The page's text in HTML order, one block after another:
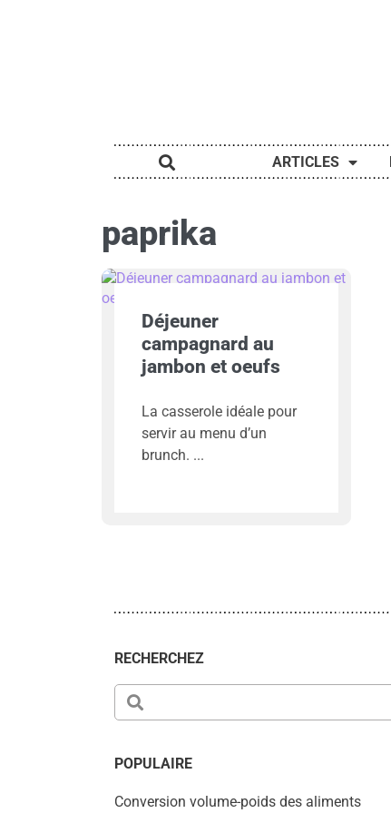
ARTICLES
paprika
Déjeuner
campagnard au
jambon et oeufs
La casserole idéale pour
servir au menu d’un
brunch.
RECHERCHEZ
POPULAIRE
Conversion volume-poids des aliments